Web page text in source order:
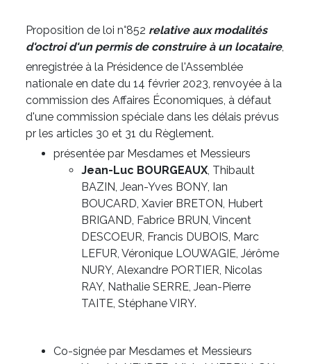
Proposition de loi n°852 relative aux modalités
d'octroi d'un permis de construire à un locataire,
enregistrée à la Présidence de l'Assemblée
nationale en date du 14 février 2023, renvoyée à la
commission des Affaires Économiques, à défaut
d'une commission spéciale dans les délais prévus
pr les articles 30 et 31 du Règlement.
présentée par Mesdames et Messieurs
Jean-Luc BOURGEAUX, Thibault
BAZIN, Jean-Yves BONY, Ian
BOUCARD, Xavier BRETON, Hubert
BRIGAND, Fabrice BRUN, Vincent
DESCOEUR, Francis DUBOIS, Marc
LEFUR, Véronique LOUWAGIE, Jérôme
NURY, Alexandre PORTIER, Nicolas
RAY, Nathalie SERRE, Jean-Pierre
TAITE, Stéphane VIRY.
Co-signée par Mesdames et Messieurs